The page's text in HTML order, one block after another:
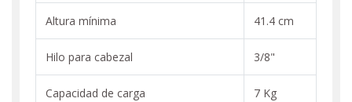
Altura mínima 41.4 cm
Hilo para cabezal 3/8"
Capacidad de carga 7 Kg